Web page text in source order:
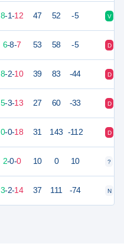
8-1-12 47 52 -5 V
6-8-7 53 58 -5 D
8-2-10 39 83 -44 D
5-3-13 27 60 -33 D
0-0-18 31 143 -112 D
2-0-0 10 0 10 ?
3-2-14 37 111 -74 N